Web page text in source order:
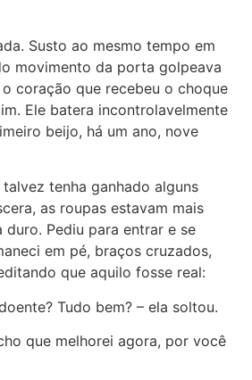
Susto ao mesmo tempo em
movimento da porta golpeava
coração que recebeu o choque
Ele batera incontrolavelmente
beijo, há um ano, nove
tenha ganhado alguns
as roupas estavam mais
duro. Pediu para entrar e se
em pé, braços cruzados,
que aquilo fosse real:
Tudo bem? – ela soltou.
que melhorei agora, por você